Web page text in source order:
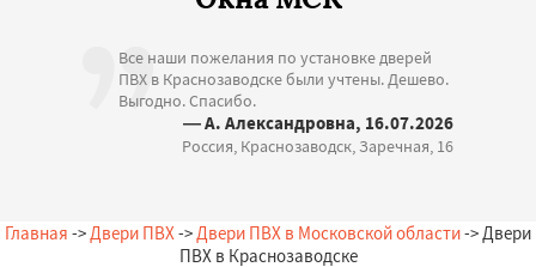
Все наши пожелания по установке дверей
ПВХ в Краснозаводске были учтены. Дешево.
Выгодно. Спасибо.
— А. Александровна, 16.07.2026
Россия, Краснозаводск, Заречная, 16
Главная -> Двери ПВХ -> Двери ПВХ в Московской области-> Двери
ПВХ в Краснозаводске